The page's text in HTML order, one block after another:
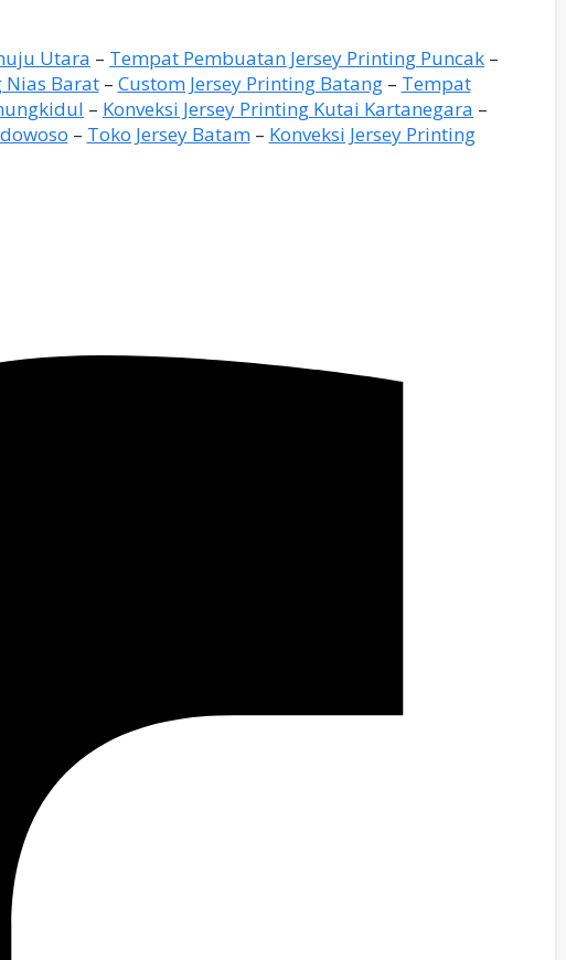
Utara – Tempat Pembuatan Jersey Printing Puncak –
Nias Barat– Custom Jersey Printing Batang– Tempat
– Konveksi Jersey Printing Kutai Kartanegara –
– Toko Jersey Batam– Konveksi Jersey Printing